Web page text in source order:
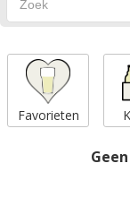
Favorieten